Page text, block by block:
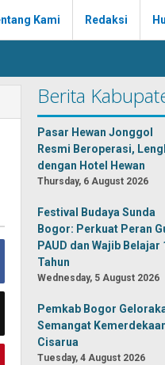
Kami Redaksi
Berita
Pasar Hewan Jonggol
Resmi Beroperasi,
dengan Hotel Hewan
Thursday, 6 August 2026
Festival Budaya Sunda
Bogor: Perkuat Peran
PAUD dan Wajib Belajar
Tahun
Wednesday, 5 August 2026
Pemkab Bogor
Semangat
Cisarua
Tuesday, 4 August 2026